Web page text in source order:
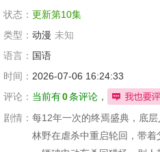
状态： 更新第10集
类型： 动漫 未知
语言： 国语
时间： 2026-07-06 16:24:33
评论： 当前有0条评论，
剧情： 每12年一次的终焉盛典，底
林野在虐杀中重启轮回，带着